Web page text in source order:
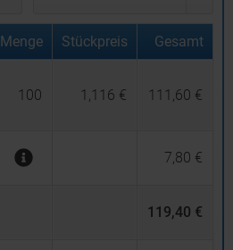
Menge Stückpreis Gesamt
100 1,116 € 111,60 €
7,80 €
119,40 €